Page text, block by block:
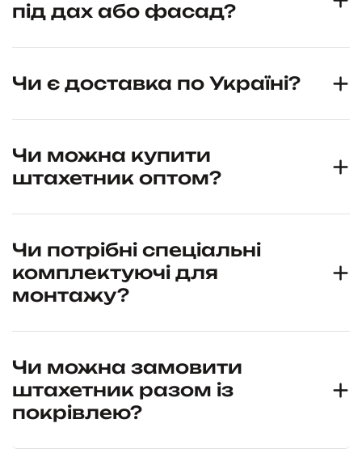
під дах або фасад?
Чи є доставка по Україні?
Чи можна купити
штахетник оптом?
Чи потрібні спеціальні
комплектуючі для
монтажу?
Чи можна замовити
штахетник разом із
покрівлею?